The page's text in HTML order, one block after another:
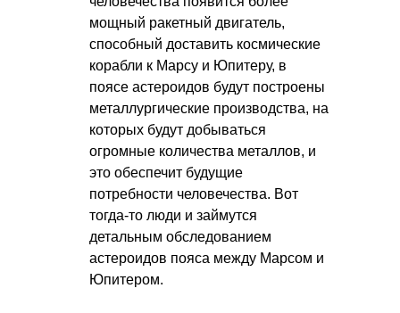
мощный ракетный двигатель,
способный доставить космические
корабли к Марсу и Юпитеру, в
поясе астероидов будут построены
металлургические производства, на
которых будут добываться
огромные количества металлов, и
это обеспечит будущие
потребности человечества. Вот
тогда-то люди и займутся
детальным обследованием
астероидов пояса между Марсом и
Юпитером.